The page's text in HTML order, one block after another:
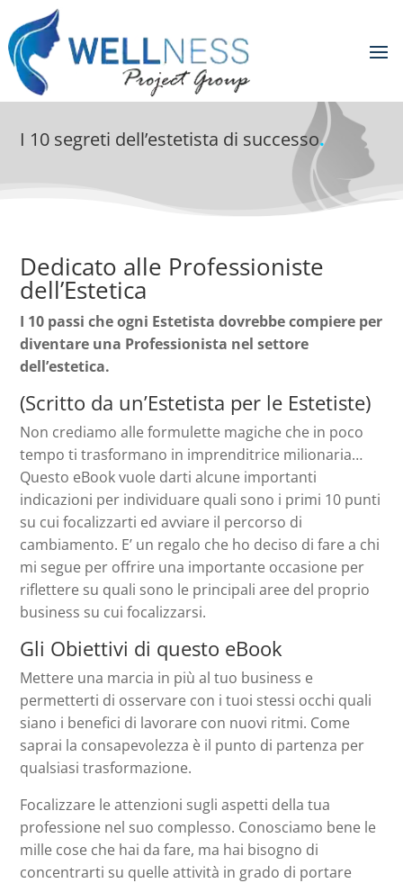
I 10 segreti dell’estetista di successo.
Dedicato alle Professioniste
dell’Estetica
I 10 passi che ogni Estetista dovrebbe compiere per
diventare una Professionista nel settore
dell’estetica.
(Scritto da un’Estetista per le Estetiste)
Non crediamo alle formulette magiche che in poco
tempo ti trasformano in imprenditrice milionaria…
Questo eBook vuole darti alcune importanti
indicazioni per individuare quali sono i primi 10 punti
su cui focalizzarti ed avviare il percorso di
cambiamento. E’ un regalo che ho deciso di fare a chi
mi segue per offrire una importante occasione per
riflettere su quali sono le principali aree del proprio
business su cui focalizzarsi.
Gli Obiettivi di questo eBook
Mettere una marcia in più al tuo business e
permetterti di osservare con i tuoi stessi occhi quali
siano i benefici di lavorare con nuovi ritmi. Come
saprai la consapevolezza è il punto di partenza per
qualsiasi trasformazione.
Focalizzare le attenzioni sugli aspetti della tua
professione nel suo complesso. Conosciamo bene le
mille cose che hai da fare, ma hai bisogno di
concentrarti su quelle attività in grado di portare